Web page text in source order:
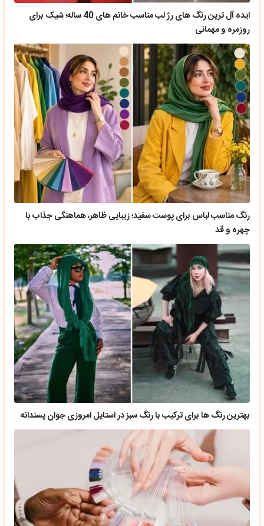
ایده آل ترین رنگ های رژ لب مناسب خانم های 40 ساله؛ شیک برای
روزمره و مهمانی
رنگ مناسب لباس برای پوست سفید؛ زیبایی ظاهر، هماهنگی جذاب با
چهره و قد
بهترین رنگ ها برای ترکیب با رنگ سبز در استایل امروزی جوان پسندانه